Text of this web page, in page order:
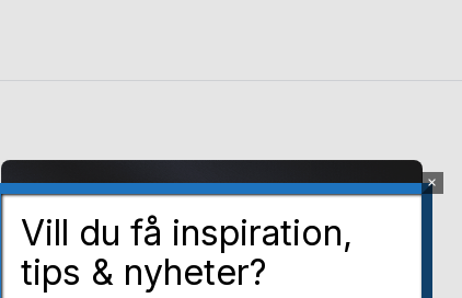
Vill du få inspiration,
tips & nyheter?
×